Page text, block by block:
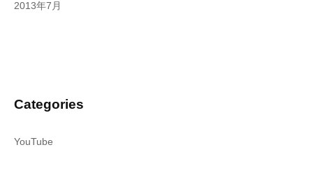
2013年7月
Categories
YouTube